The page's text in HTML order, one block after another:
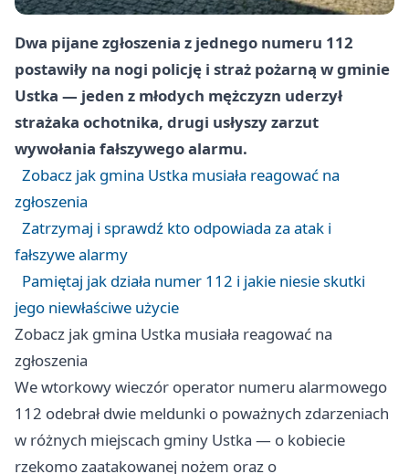
Dwa pijane zgłoszenia z jednego numeru 112
postawiły na nogi policję i straż pożarną w gminie
Ustka — jeden z młodych mężczyzn uderzył
strażaka ochotnika, drugi usłyszy zarzut
wywołania fałszywego alarmu.
Zobacz jak gmina Ustka musiała reagować na
zgłoszenia
Zatrzymaj i sprawdź kto odpowiada za atak i
fałszywe alarmy
Pamiętaj jak działa numer 112 i jakie niesie skutki
jego niewłaściwe użycie
Zobacz jak gmina Ustka musiała reagować na
zgłoszenia
We wtorkowy wieczór operator numeru alarmowego
112 odebrał dwie meldunki o poważnych zdarzeniach
w różnych miejscach gminy Ustka — o kobiecie
rzekomo zaatakowanej nożem oraz o